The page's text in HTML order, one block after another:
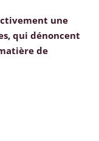
une
qui dénoncent
de